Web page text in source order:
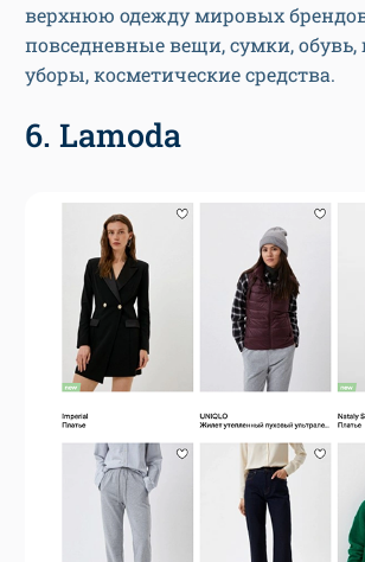
верхнюю одежду мировых
повседневные вещи, сумки, обувь,
уборы, косметические средства.
6. Lamoda